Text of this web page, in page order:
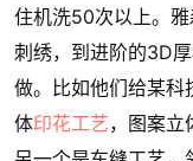
住机洗50次以上。雅
刺绣，到进阶的3D
做。比如他们给某
体印花工艺，图案立